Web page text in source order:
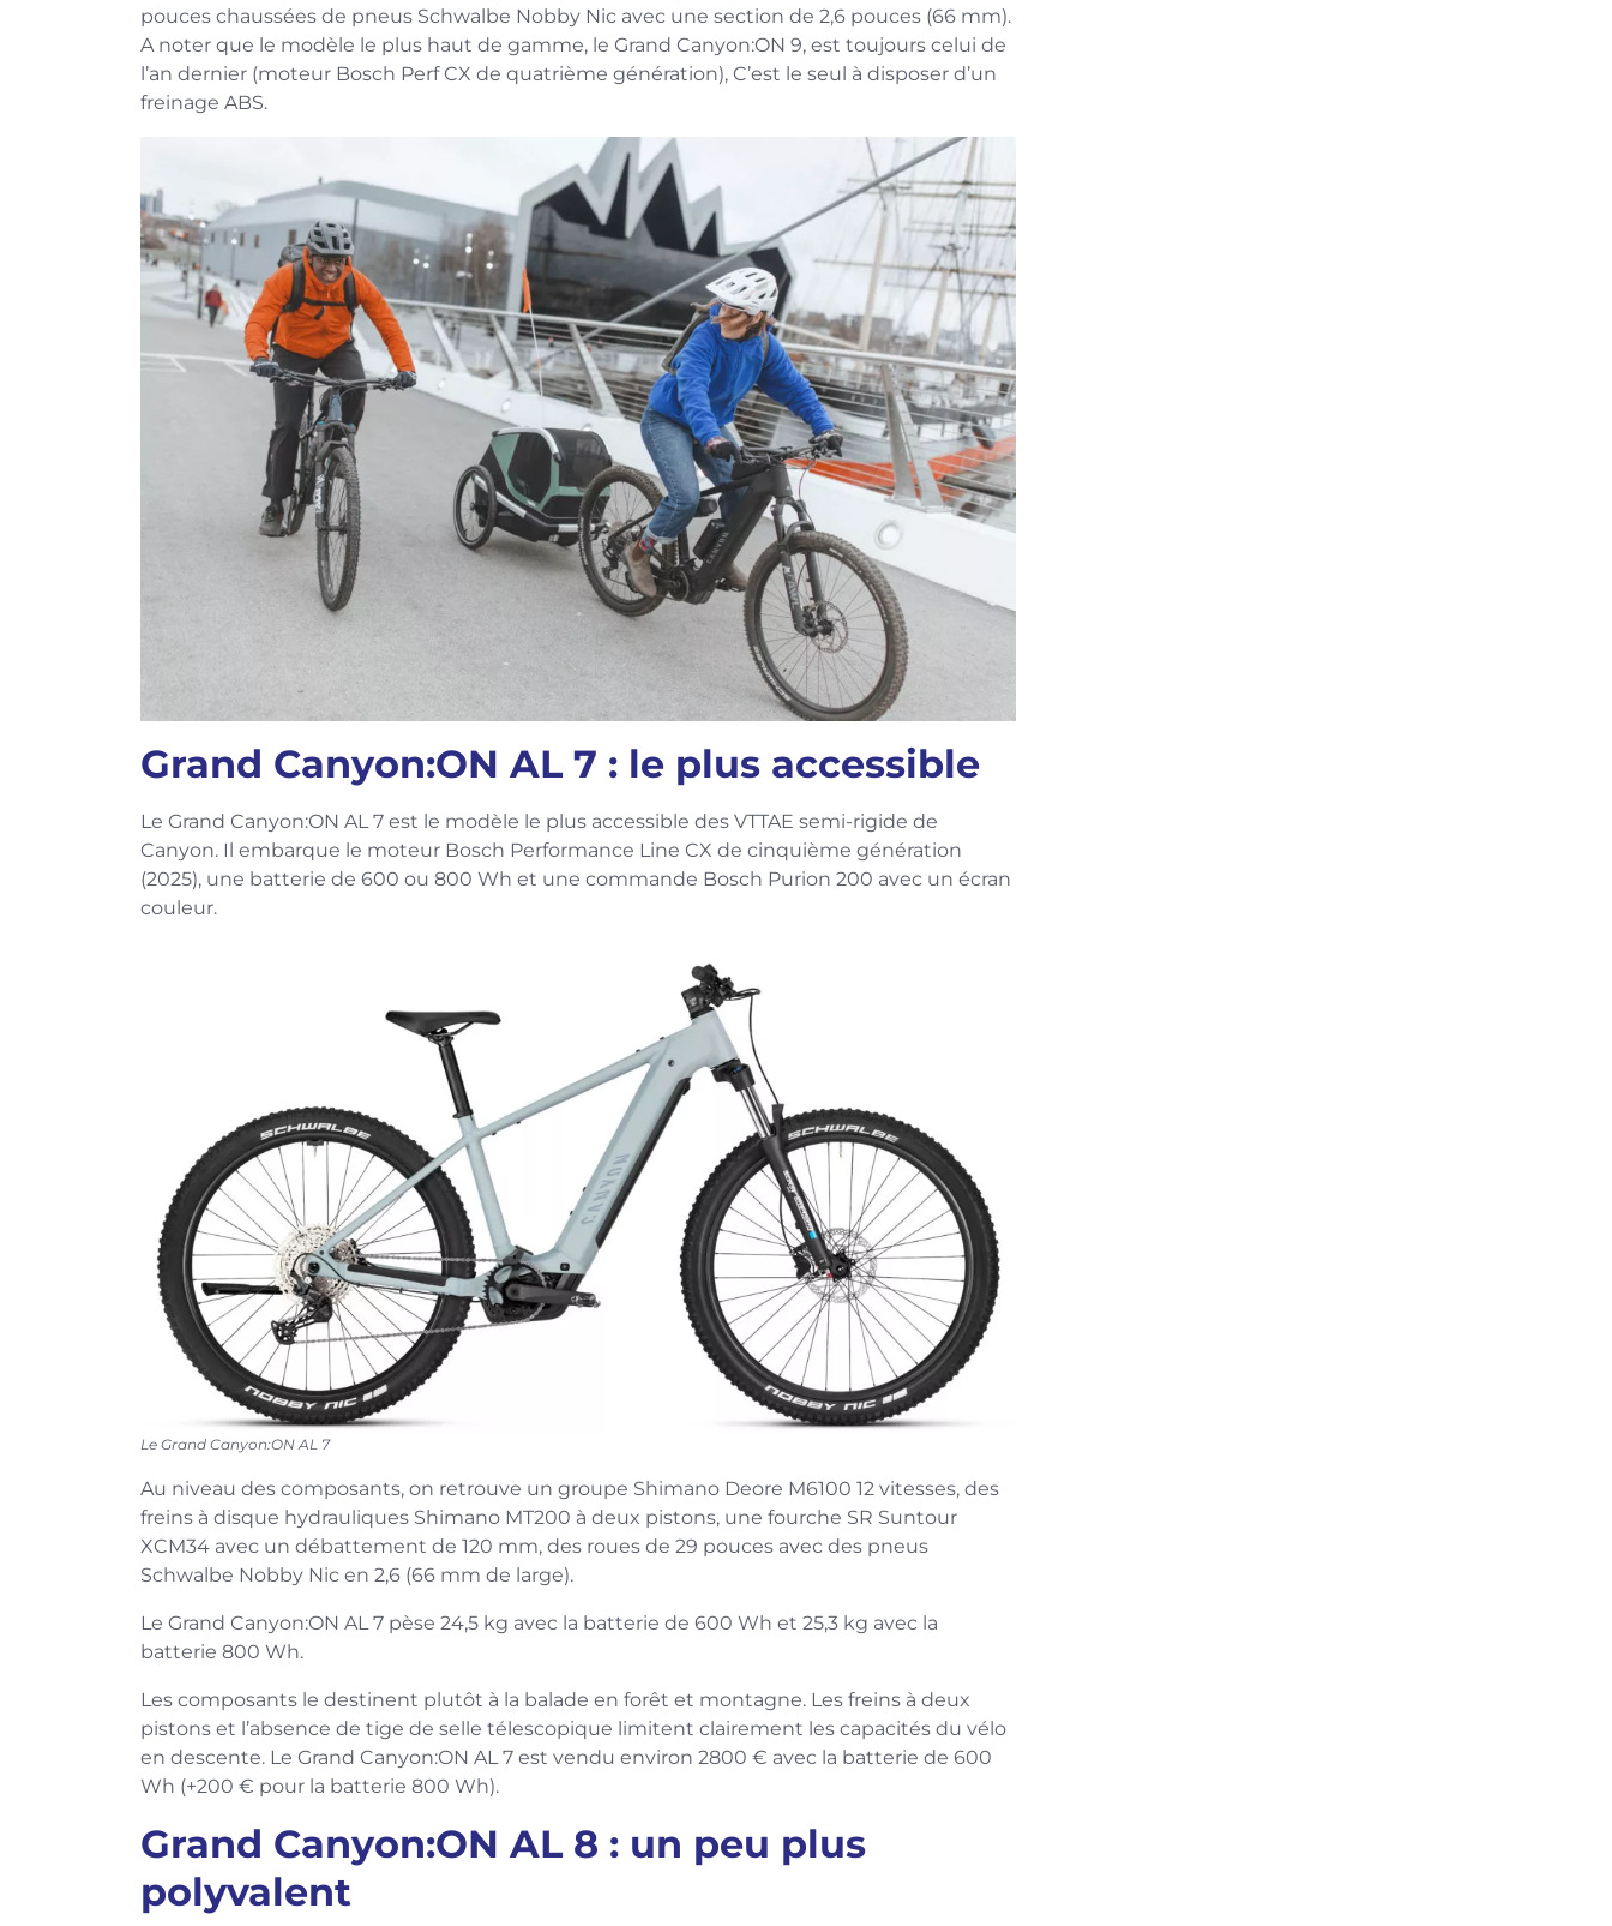
pouces chaussées de pneus Schwalbe Nobby Nic avec une section de 2,6 pouces (66 mm).
A noter que le modèle le plus haut de gamme, le Grand Canyon:ON 9, est toujours celui de
l’an dernier (moteur Bosch Perf CX de quatrième génération), C’est le seul à disposer d’un
freinage ABS.
Grand Canyon:ON AL 7 : le plus accessible
Le Grand Canyon:ON AL 7 est le modèle le plus accessible des VTTAE semi-rigide de
Canyon. Il embarque le moteur Bosch Performance Line CX de cinquième génération
(2025), une batterie de 600 ou 800 Wh et une commande Bosch Purion 200 avec un écran
couleur.
Le Grand Canyon:ON AL 7
Au niveau des composants, on retrouve un groupe Shimano Deore M6100 12 vitesses, des
freins à disque hydrauliques Shimano MT200 à deux pistons, une fourche SR Suntour
XCM34 avec un débattement de 120 mm, des roues de 29 pouces avec des pneus
Schwalbe Nobby Nic en 2,6 (66 mm de large).
Le Grand Canyon:ON AL 7 pèse 24,5 kg avec la batterie de 600 Wh et 25,3 kg avec la
batterie 800 Wh.
Les composants le destinent plutôt à la balade en forêt et montagne. Les freins à deux
pistons et l’absence de tige de selle télescopique limitent clairement les capacités du vélo
en descente. Le Grand Canyon:ON AL 7 est vendu environ 2800 € avec la batterie de 600
Wh (+200 € pour la batterie 800 Wh).
Grand Canyon:ON AL 8 : un peu plus
polyvalent